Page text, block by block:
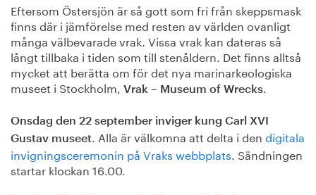
Eftersom Östersjön är så gott som fri från skeppsmask
finns där i jämförelse med resten av världen ovanligt
många välbevarade vrak. Vissa vrak kan dateras så
långt tillbaka i tiden som till stenåldern. Det finns alltså
mycket att berätta om för det nya marinarkeologiska
museet i Stockholm, Vrak – Museum of Wrecks.
Onsdag den 22 september inviger kung Carl XVI
Gustav museet. Alla är välkomna att delta i den digitala
invigningsceremonin på Vraks webbplats. Sändningen
startar klockan 16.00.